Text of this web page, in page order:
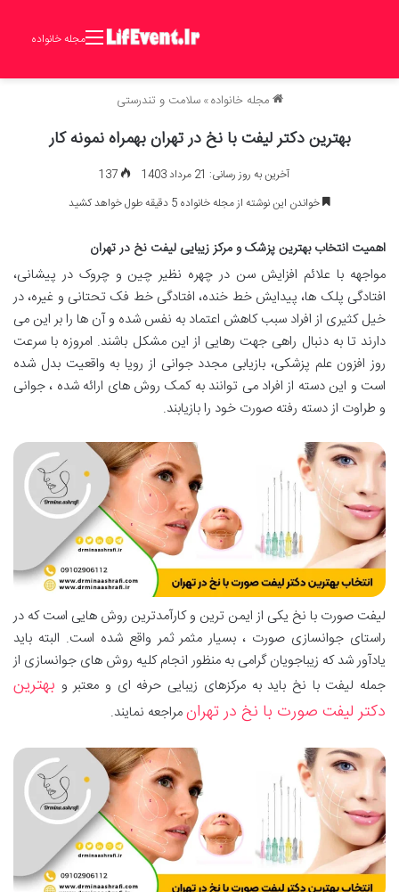
مجله خانواده
مجله خانواده» سلامت و تندرستی
بهترین دکتر لیفت با نخ در تهران بهمراه نمونه کار
آخرین به روز رسانی: 21 مرداد 1403
خواندن این نوشته از مجله خانواده 5 دقیقه طول خواهد کشید
اهمیت انتخاب بهترین پزشک و مرکز زیبایی لیفت نخ در تهران
مواجهه با علائم افزایش سن در چهره نظیر چین و چروک در پیشانی،
افتادگی پلک ها، پیدایش خط خنده، افتادگی خط فک تحتانی و غیره، در
خیل کثیری از افراد سبب کاهش اعتماد به نفس شده و آن ها را بر این می
دارند تا به دنبال راهی جهت رهایی از این مشکل باشند. امروزه با سرعت
روز افزون علم پزشکی، بازیابی مجدد جوانی از رویا به واقعیت بدل شده
است و این دسته از افراد می توانند به کمک روش های ارائه شده ، جوانی
و طراوت از دسته رفته صورت خود را بازیابند.
لیفت صورت با نخ یکی از ایمن ترین و کارآمدترین روش هایی است که در
راستای جوانسازی صورت ، بسیار مثمر ثمر واقع شده است. البته باید
یادآور شد که زیباجویان گرامی به منظور انجام کلیه روش های جوانسازی از
جمله لیفت با نخ باید به مرکزهای زیبایی حرفه ای و معتبر و بهترین
دکتر لیفت صورت با نخ در تهرانمراجعه نمایند.